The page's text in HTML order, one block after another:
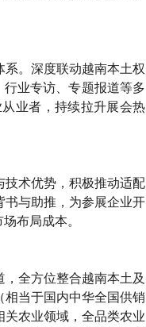
。深度联动越南本土权
业专访、专题报道等多
业者，持续拉升展会热
术优势，积极推动适配
与助推，为参展企业开
布局成本。
全方位整合越南本土及
当于国内中华全国供销
关农业领域，全品类农业